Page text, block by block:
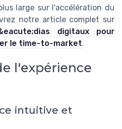
large sur l'accélération du
notre article complet sur
digitaux pour
le time-to-market.
l'expérience
intuitive et